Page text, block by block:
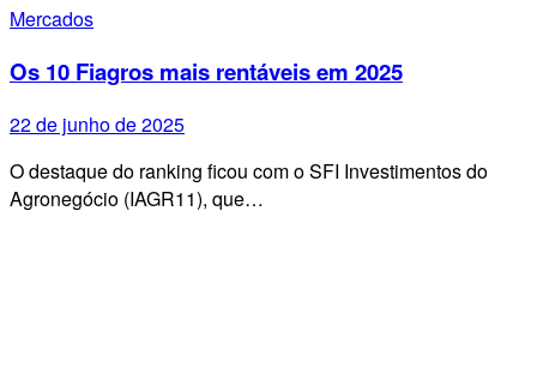
Mercados
Os 10 Fiagros mais rentáveis em 2025
22 de junho de 2025
O destaque do ranking ficou com o SFI Investimentos do
Agronegócio (IAGR11), que…